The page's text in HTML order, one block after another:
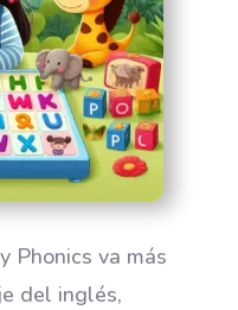
Phonics va más
del inglés,